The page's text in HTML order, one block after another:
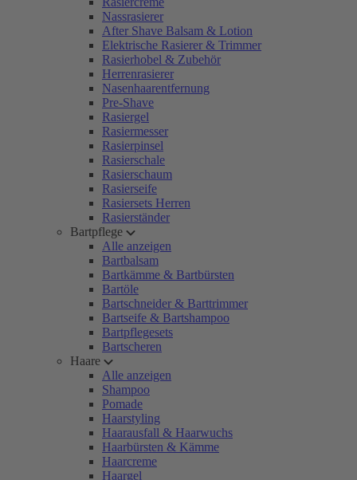
Nassrasierer
After Shave Balsam & Lotion
Elektrische Rasierer & Trimmer
Rasierhobel & Zubehör
Herrenrasierer
Nasenhaarentfernung
Pre-Shave
Rasiergel
Rasiermesser
Rasierpinsel
Rasierschale
Rasierschaum
Rasierseife
Rasiersets Herren
Rasierständer
Bartpflege
Alle anzeigen
Bartbalsam
Bartkämme & Bartbürsten
Bartöle
Bartschneider & Barttrimmer
Bartseife & Bartshampoo
Bartpflegesets
Bartscheren
Haare
Alle anzeigen
Shampoo
Pomade
Haarstyling
Haarausfall & Haarwuchs
Haarbürsten & Kämme
Haarcreme
Haargel